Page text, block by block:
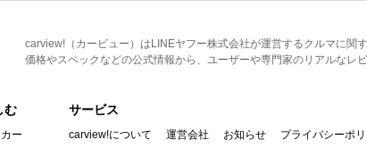
carview!（カービュー）はLINEヤフー株式会社が運営するクルマに関
価格やスペックなどの公式情報から、ユーザーや専門家のリアルなレ
む
ー
サービス
carview!について 運営会社 お知らせ プライバシーポ